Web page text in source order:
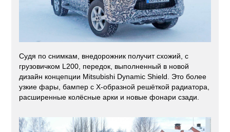
Судя по снимкам, внедорожник получит схожий, с
грузовичком L200, передок, выполненный в новой
дизайн концепции Mitsubishi Dynamic Shield. Это более
узкие фары, бампер с X-образной решёткой радиатора,
расширенные колёсные арки и новые фонари сзади.